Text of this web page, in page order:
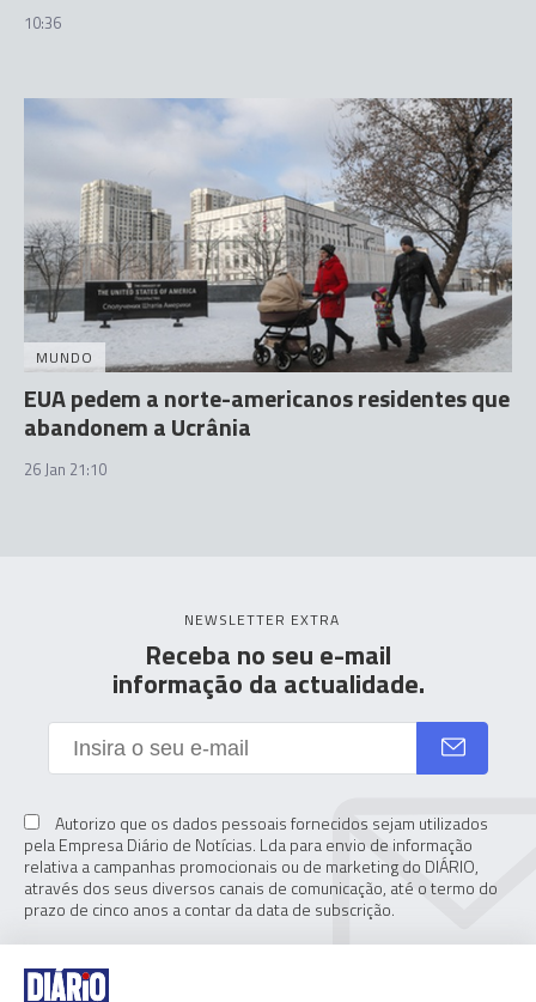
10:36
MUNDO
EUA pedem a norte-americanos residentes que
abandonem a Ucrânia
26 Jan 21:10
NEWSLETTER EXTRA
Receba no seu e-mail
informação da actualidade.
Autorizo que os dados pessoais fornecidos sejam utilizados
pela Empresa Diário de Notícias. Lda para envio de informação
relativa a campanhas promocionais ou de marketing do DIÁRIO,
através dos seus diversos canais de comunicação, até o termo do
prazo de cinco anos a contar da data de subscrição.